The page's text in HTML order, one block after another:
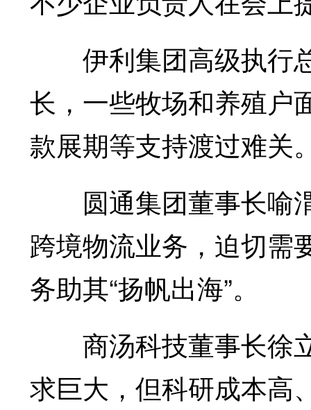
伊利集团高级执行
长，一些牧场和养殖户
款展期等支持渡过难关
圆通集团董事长喻
跨境物流业务，迫切需
务助其“扬帆出海”。
商汤科技董事长徐
求巨大，但科研成本高